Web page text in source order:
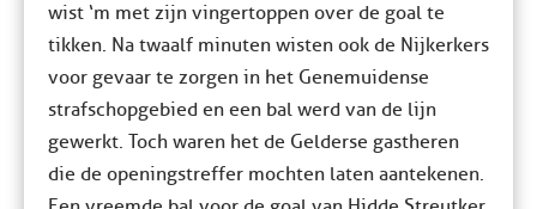
wist ‘m met zijn vingertoppen over de goal te
tikken. Na twaalf minuten wisten ook de Nijkerkers
voor gevaar te zorgen in het Genemuidense
strafschopgebied en een bal werd van de lijn
gewerkt. Toch waren het de Gelderse gastheren
die de openingstreffer mochten laten aantekenen.